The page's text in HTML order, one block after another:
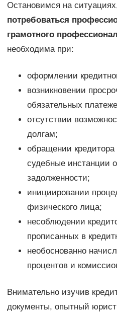
Остановимся на
потребоваться
грамотного
необходима при:
оформлении
возникновении
обязательных
отсутствии
долгам;
обращении
судебные инстанции
задолженности;
инициировании
физического лица;
несоблюдении
прописанных в
необоснованно
процентов и
Внимательно изучив
документы, опытный